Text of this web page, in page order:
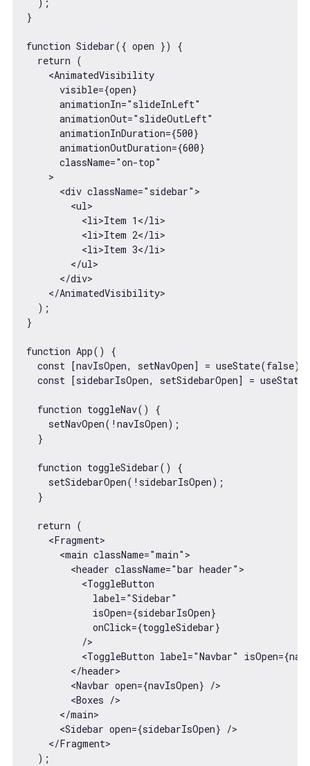
  );
}
function Sidebar({ open }) {
  return (
    <AnimatedVisibility
      visible={open}
      animationIn="slideInLeft"
      animationOut="slideOutLeft"
      animationInDuration={500}
      animationOutDuration={600}
      className="on-top"
    >
      <div className="sidebar">
        <ul>
          <li>Item 1</li>
          <li>Item 2</li>
          <li>Item 3</li>
        </ul>
      </div>
    </AnimatedVisibility>
  );
}
function App() {
  const [navIsOpen, setNavOpen] = useState(false);
const [sidebarIsOpen, setSidebarOpen] =
  function toggleNav() {
    setNavOpen(!navIsOpen);
  }
  function toggleSidebar() {
    setSidebarOpen(!sidebarIsOpen);
  }
  return (
    <Fragment>
      <main className="main">
        <header className="bar header">
          <ToggleButton
            label="Sidebar"
            isOpen={sidebarIsOpen}
            onClick={toggleSidebar}
          />
<ToggleButton label="Navbar"
        </header>
        <Navbar open={navIsOpen} />
        <Boxes />
      </main>
      <Sidebar open={sidebarIsOpen} />
    </Fragment>
  );